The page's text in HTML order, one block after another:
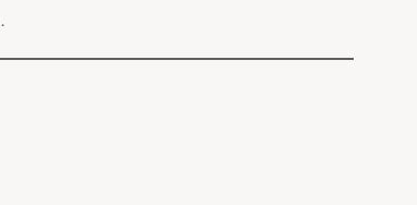
.